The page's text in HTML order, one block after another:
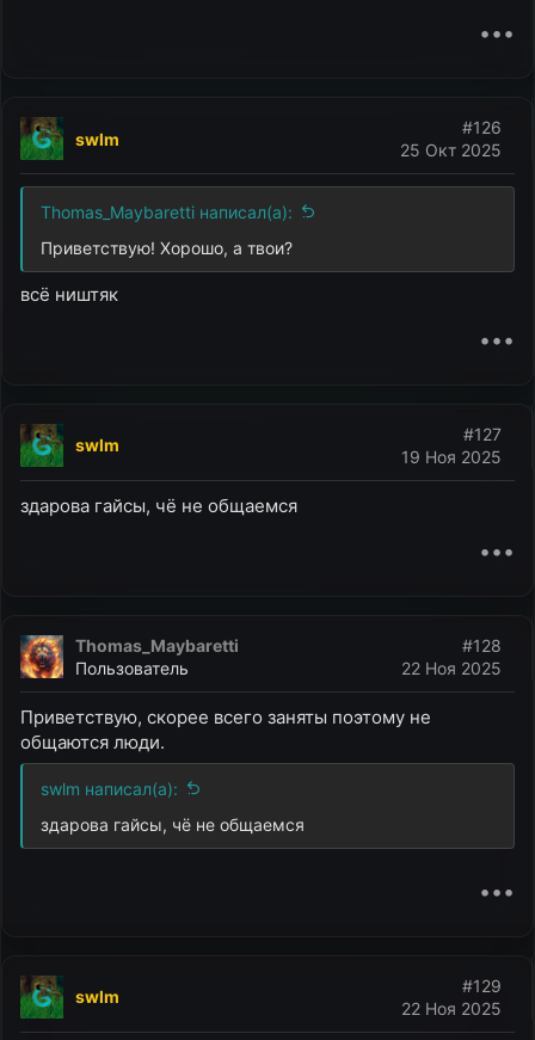
•••
swlm
25 Окт 2025
#126
Thomas_Maybaretti написал(а):
Приветствую! Хорошо, а твои?
всё ништяк
•••
swlm
19 Ноя 2025
#127
здарова гайсы, чё не общаемся
•••
Thomas_Maybaretti
Пользователь
22 Ноя 2025
#128
Приветствую, скорее всего заняты поэтому не
общаются люди.
swlm написал(а):
здарова гайсы, чё не общаемся
•••
swlm
22 Ноя 2025
#129